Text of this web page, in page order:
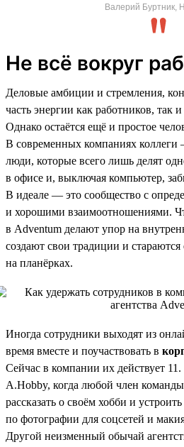
Валерий Буртник,
Не всё вокруг
Деловые амбиции и стремления,
часть энергии как работников, так
Однако остаётся ещё и простое
В современных компаниях коллеги
люди, которые всего лишь делят
в офисе и, выключая компьютер,
В идеале — это сообщество с
и хорошими взаимоотношениями.
в Adventum делают упор на
создают свои традиции и стараются
на планёрках.
Иногда сотрудники выходят из
время вместе и поучаствовать в
Сейчас в компании их действует
A.Hobby, когда любой член
рассказать о своём хобби и
по фотографии для соцсетей и
Другой неизменный обычай